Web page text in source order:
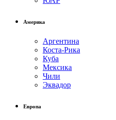
Америка
Аргентина
Коста-Рика
Куба
Мексика
Чили
Эквадор
Европа